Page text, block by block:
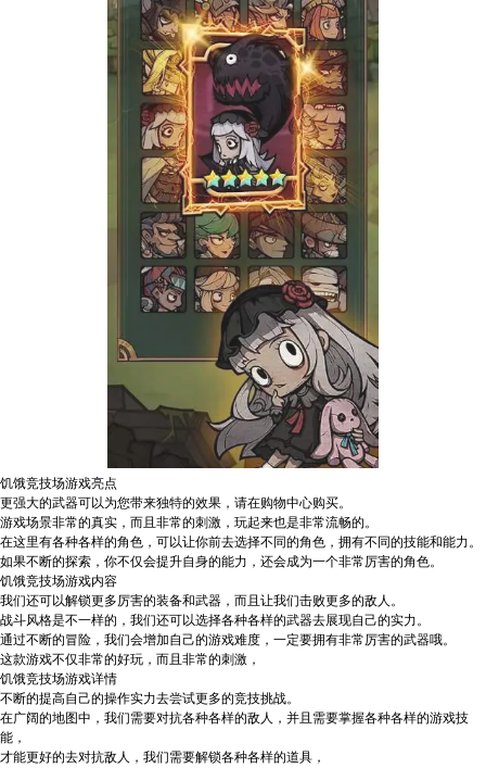
饥饿竞技场游戏亮点
更强大的武器可以为您带来独特的效果，请在购物中心购买。
游戏场景非常的真实，而且非常的刺激，玩起来也是非常流畅的。
在这里有各种各样的角色，可以让你前去选择不同的角色，拥有不同的技能和能力。
如果不断的探索，你不仅会提升自身的能力，还会成为一个非常厉害的角色。
饥饿竞技场游戏内容
我们还可以解锁更多厉害的装备和武器，而且让我们击败更多的敌人。
战斗风格是不一样的，我们还可以选择各种各样的武器去展现自己的实力。
通过不断的冒险，我们会增加自己的游戏难度，一定要拥有非常厉害的武器哦。
这款游戏不仅非常的好玩，而且非常的刺激，
饥饿竞技场游戏详情
不断的提高自己的操作实力去尝试更多的竞技挑战。
在广阔的地图中，我们需要对抗各种各样的敌人，并且需要掌握各种各样的游戏技
能，
才能更好的去对抗敌人，我们需要解锁各种各样的道具，